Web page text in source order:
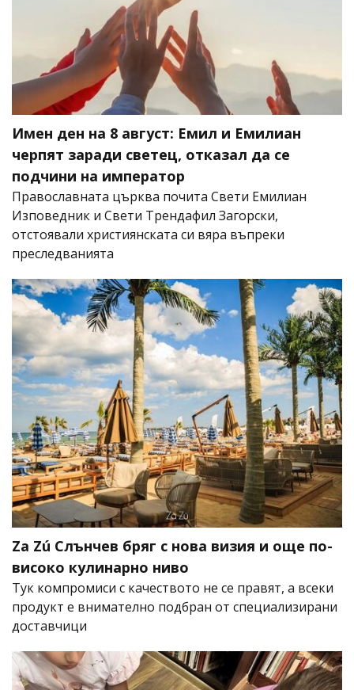
Имен ден на 8 август: Емил и Емилиан
черпят заради светец, отказал да се
подчини на император
Православната църква почита Свети Емилиан
Изповедник и Свети Трендафил Загорски,
отстоявали християнската си вяра въпреки
преследванията
Za Zú Слънчев бряг с нова визия и още по-
високо кулинарно ниво
Тук компромиси с качеството не се правят, а всеки
продукт е внимателно подбран от специализирани
доставчици